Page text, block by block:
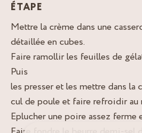
ÉTAPE
Mettre la crème dans une
détaillée en cubes.
Faire ramollir les feuilles de
Puis
les presser et les mettre dans la
cul de poule et faire refroidir au
Eplucher une poire assez ferme